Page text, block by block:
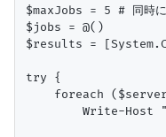
$maxJobs = 5 # 同時に
$jobs = @()
$results =
try {
foreach
Write-Host